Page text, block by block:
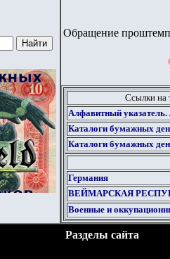
Обращение
Ссылки на
Алфавитный указатель.
Каталоги бумажных
Каталоги бумажных
Германия
ВЕЙМАРСКАЯ
Военные и
Разделы сайта